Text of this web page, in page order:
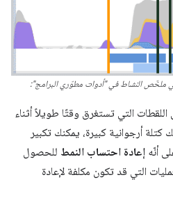
ملخّص النشاط في "أدوات مطوّري البرامج":
التي تستغرق وقتًا طويلاً أثناء
كتلة أرجوانية كبيرة، يمكنك تكبير
أنّه إعادة احتساب النمط للحصول
التي قد تكون مكلفة لإعادة